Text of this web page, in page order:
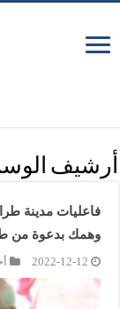
أرشيف
فاعليات مدينة
وهمك بدعوة من
2022-12-12